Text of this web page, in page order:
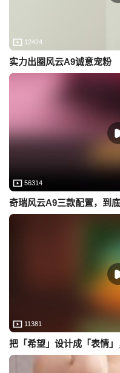
12424
实力出圈风云A9诚意宠粉
56314
奇瑞风云A9三款配置，到
11381
把「希望」设计成「表情